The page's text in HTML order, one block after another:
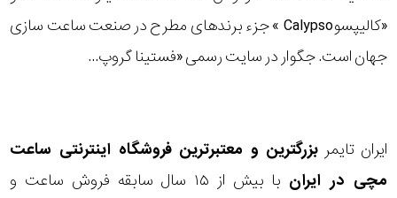
«کالیپسوCalypso » جزء برندهای مطرح در صنعت ساعت سازی
جهان است. جگوار در سایت رسمی «فستینا گروپ...
ایران تایمر بزرگترین و معتبرترین فروشگاه اینترنتی ساعت
مچی در ایران
با بیش از ۱۵ سال سابقه فروش ساعت و
نمایش
بیشتر...
برابر